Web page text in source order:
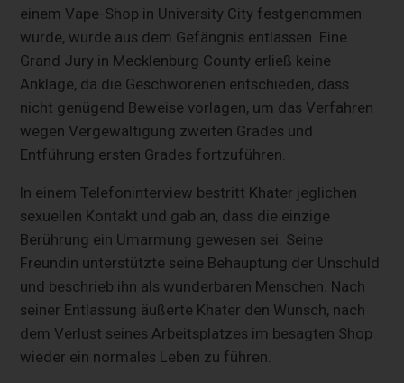
einem Vape-Shop in University City festgenommen
wurde, wurde aus dem Gefängnis entlassen. Eine
Grand Jury in Mecklenburg County erließ keine
Anklage, da die Geschworenen entschieden, dass
nicht genügend Beweise vorlagen, um das Verfahren
wegen Vergewaltigung zweiten Grades und
Entführung ersten Grades fortzuführen.
In einem Telefoninterview bestritt Khater jeglichen
sexuellen Kontakt und gab an, dass die einzige
Berührung ein Umarmung gewesen sei. Seine
Freundin unterstützte seine Behauptung der Unschuld
und beschrieb ihn als wunderbaren Menschen. Nach
seiner Entlassung äußerte Khater den Wunsch, nach
dem Verlust seines Arbeitsplatzes im besagten Shop
wieder ein normales Leben zu führen.